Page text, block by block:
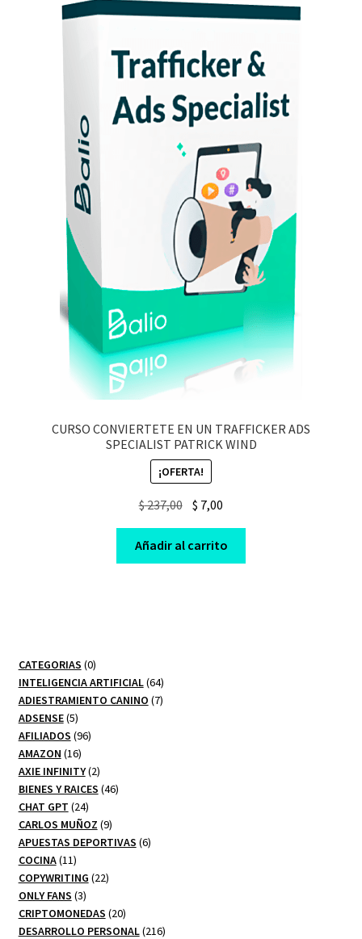
CURSO CONVIERTETE EN UN TRAFFICKER ADS
SPECIALIST PATRICK WIND
¡OFERTA!
$237,00 Original
was:
$ 237,00.
$ 7,00
is:
$ 7,00.
Añadir al carrito
CATEGORIAS 00
productos
INTELIGENCIA ARTIFICIAL 6464
productos
ADIESTRAMIENTO CANINO 77
ADSENSE 55
productos
AFILIADOS 9696
AMAZON 1616
productos
AXIE INFINITY 22
productos
BIENES Y RAICES 4646
CHAT GPT 2424
productos
CARLOS MUÑOZ 99
productos
APUESTAS DEPORTIVAS 66
COCINA 1111
productos
COPYWRITING 2222
ONLY FANS 33
productos
CRIPTOMONEDAS 2020
productos
DESARROLLO PERSONAL 216216